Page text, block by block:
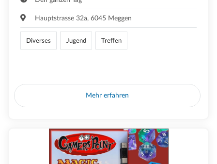
Hauptstrasse 32a, 6045 Meggen
Diverses Jugend Treffen
Mehr erfahren